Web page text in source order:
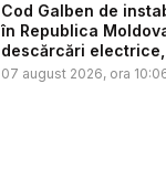
Cod Galben de
în Republica
descărcări
...
07 august 2026, ora